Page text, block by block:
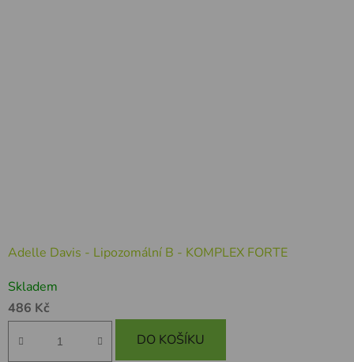
Adelle Davis - Lipozomální B - KOMPLEX FORTE
Skladem
486 Kč
DO KOŠÍKU